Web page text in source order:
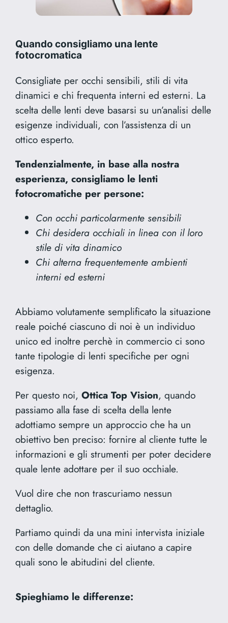
Quando consigliamo una lente
fotocromatica
Consigliate per occhi sensibili, stili di vita
dinamici e chi frequenta interni ed esterni. La
scelta delle lenti deve basarsi su un’analisi delle
esigenze individuali, con l’assistenza di un
ottico esperto.
Tendenzialmente, in base alla nostra
esperienza, consigliamo le lenti
fotocromatiche per persone:
Con occhi particolarmente sensibili
Chi desidera occhiali in linea con il loro
stile di vita dinamico
Chi alterna frequentemente ambienti
interni ed esterni
Abbiamo volutamente semplificato la situazione
reale poiché ciascuno di noi è un individuo
unico ed inoltre perchè in commercio ci sono
tante tipologie di lenti specifiche per ogni
esigenza.
Per questo noi,Ottica Top Vision, quando
passiamo alla fase di scelta della lente
adottiamo sempre un approccio che ha un
obiettivo ben preciso: fornire al cliente tutte le
informazioni e gli strumenti per poter decidere
quale lente adottare per il suo occhiale.
Vuol dire che non trascuriamo nessun
dettaglio.
Partiamo quindi da una mini intervista iniziale
con delle domande che ci aiutano a capire
quali sono le abitudini del cliente.
Spieghiamo le differenze: